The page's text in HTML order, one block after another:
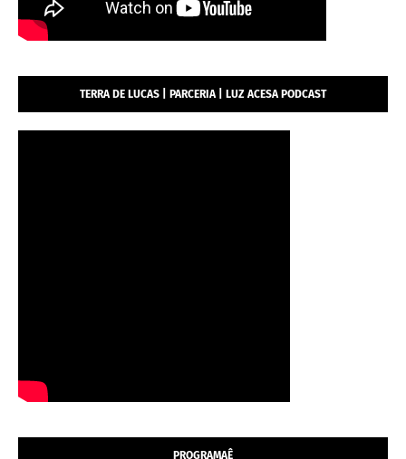
TERRA DE LUCAS | PARCERIA | LUZ ACESA PODCAST
PROGRAMAÊ